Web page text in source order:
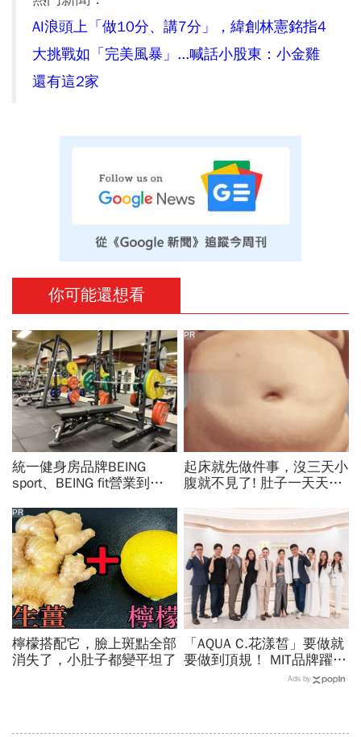
AI浪頭上「做10分、講7分」，緯創林憲銘指4
大挑戰如「完美風暴」...喊話小股東：小金雞
還有這2家
你可能還想看
統一健身房品牌BEING
sport、BEING fit營業到這
換到健身工廠？20年老字
號為何退出
起床就先做件事，沒三天小
腹就不見了! 肚子一天天變
PR
檸檬搭配它，臉上斑點全部
消失了，小肚子都變平坦了
PR
「AQUA C.花漾皙」要做就
要做到頂規！ MIT品牌躍上
Ads by